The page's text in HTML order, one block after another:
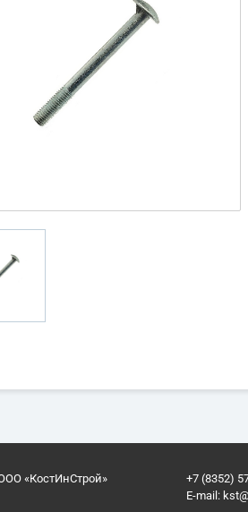
«КостИнСтрой»
+7 (8352)
E-mail: